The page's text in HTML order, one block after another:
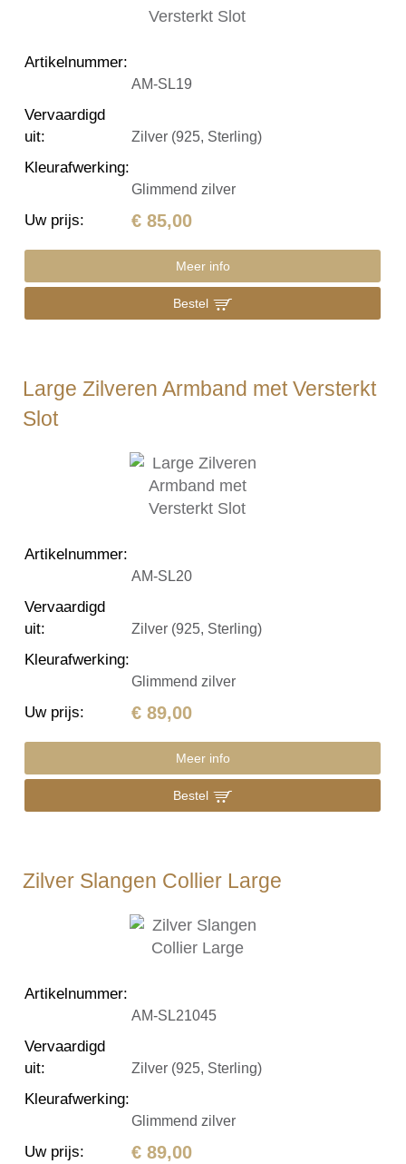
Artikelnummer:
AM-SL19
Vervaardigd
uit: Zilver (925, Sterling)
Kleurafwerking:
Glimmend zilver
Uw prijs: € 85,00
Meer info
Bestel
Large Zilveren Armband met Versterkt
Slot
Artikelnummer:
AM-SL20
Vervaardigd
uit: Zilver (925, Sterling)
Kleurafwerking:
Glimmend zilver
Uw prijs: € 89,00
Meer info
Bestel
Zilver Slangen Collier Large
Artikelnummer:
AM-SL21045
Vervaardigd
uit: Zilver (925, Sterling)
Kleurafwerking:
Glimmend zilver
Uw prijs: € 89,00